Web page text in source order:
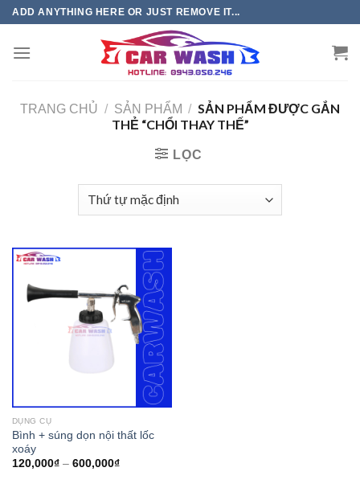
Chuyển
phần
ADD ANYTHING HERE OR JUST REMOVE IT...
TRANG CHỦ / SẢN PHẨM / SẢN PHẨM ĐƯỢC GẮN
THẺ “CHỔI THAY THẾ”
LỌC
DỤNG CỤ
Bình + súng dọn nội thất lốc
xoáy
120,000₫– 600,000₫